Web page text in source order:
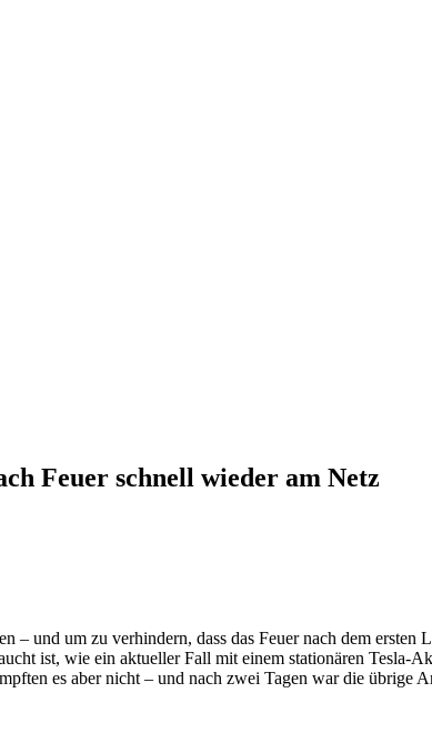
Feuer schnell wieder am Netz
und um zu verhindern, dass das Feuer nach dem ersten
ist, wie ein aktueller Fall mit einem stationären Tesla-
es aber nicht – und nach zwei Tagen war die übrige